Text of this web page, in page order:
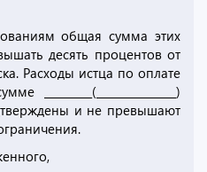
общая сумма этих
десять процентов от
Расходы истца по оплате
_________(_______________)
и не превышают